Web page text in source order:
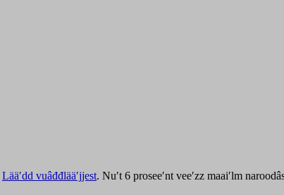
Lääʹdd vuâđđlääʹjjest. Nuʹt 6 proseeʹnt veeʹzz maaiʹlm